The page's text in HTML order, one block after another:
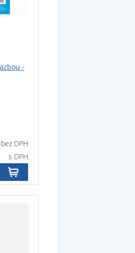
-
bez DPH
s DPH